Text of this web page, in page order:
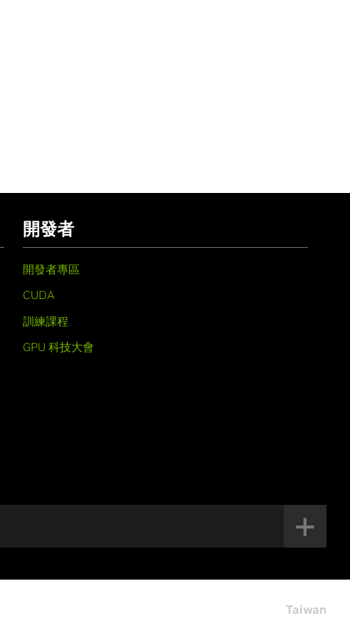
開發者
開發者專區
CUDA
訓練課程
GPU 科技大會
Taiwan